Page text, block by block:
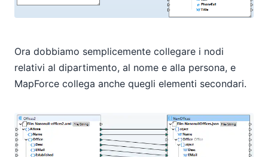
Ora dobbiamo semplicemente collegare i nodi
relativi al dipartimento, al nome e alla persona, e
MapForce collega anche quegli elementi secondari.